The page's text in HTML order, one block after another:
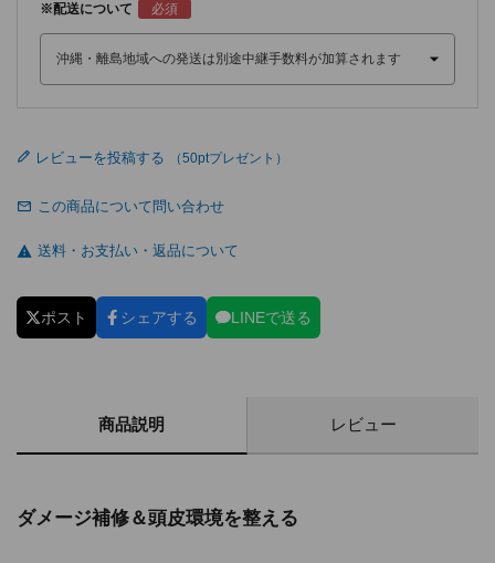
※配送について
レビューを投稿する
この商品について問い合わせ
送料・お支払い・返品について
ポスト シェアする LINEで送る
商品説明 レビュー
ダメージ補修＆頭皮環境を整える